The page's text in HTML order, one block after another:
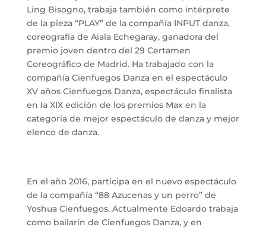
Ling Bisogno, trabaja también como intérprete
de la pieza “PLAY” de la compañía INPUT danza,
coreografía de Aiala Echegaray, ganadora del
premio joven dentro del 29 Certamen
Coreográfico de Madrid. Ha trabajado con la
compañía Cienfuegos Danza en el espectáculo
XV años Cienfuegos Danza, espectáculo finalista
en la XIX edición de los premios Max en la
categoría de mejor espectáculo de danza y mejor
elenco de danza.
En el año 2016, participa en el nuevo espectáculo
de la compañía “88 Azucenas y un perro” de
Yoshua Cienfuegos. Actualmente Edoardo trabaja
como bailarín de Cienfuegos Danza, y en